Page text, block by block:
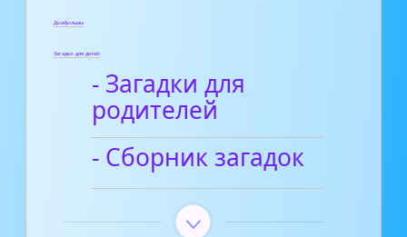
Диафильмы
Загадки для детей
- Загадки для
родителей
- Сборник загадок